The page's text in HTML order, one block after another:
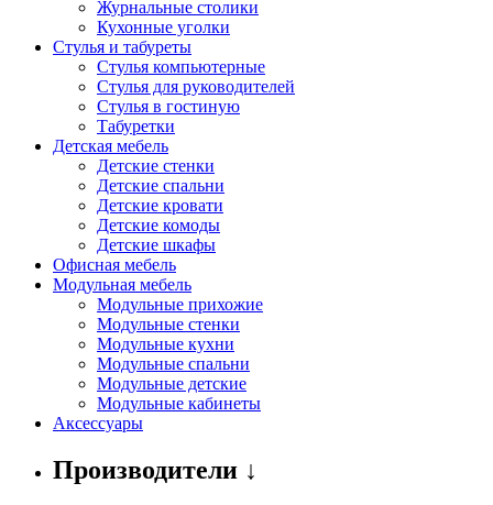
Журнальные столики
Кухонные уголки
Стулья и табуреты
Стулья компьютерные
Стулья для руководителей
Стулья в гостиную
Табуретки
Детская мебель
Детские стенки
Детские спальни
Детские кровати
Детские комоды
Детские шкафы
Офисная мебель
Модульная мебель
Модульные прихожие
Модульные стенки
Модульные кухни
Модульные спальни
Модульные детские
Модульные кабинеты
Аксессуары
Производители ↓